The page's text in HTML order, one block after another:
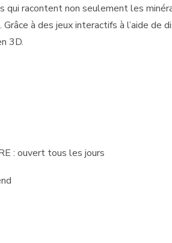
qui racontent non seulement les
à des jeux interactifs à l’aide
3D.
: ouvert tous les jours